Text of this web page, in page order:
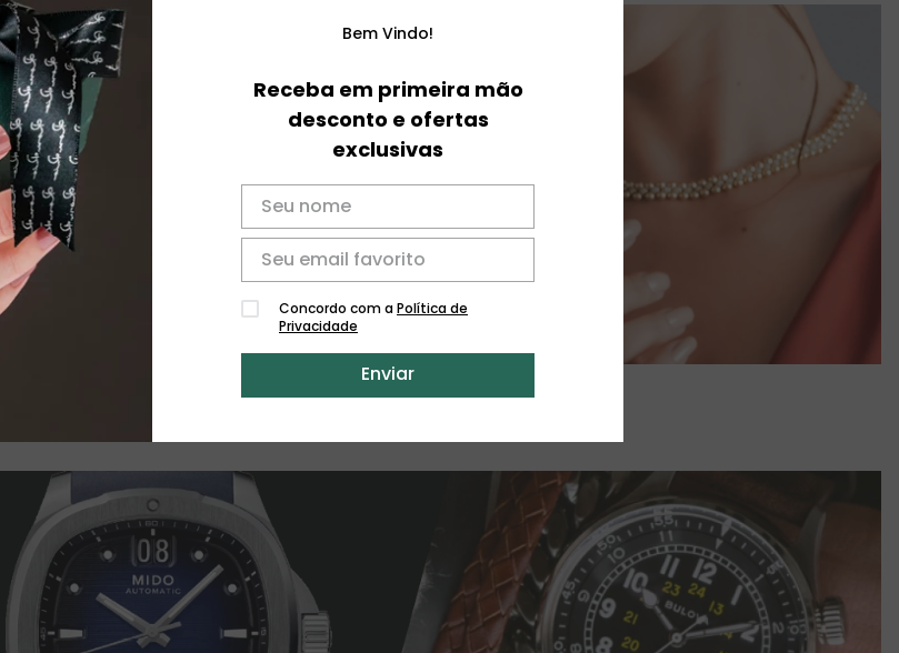
Bem Vindo!
Receba em primeira mão
desconto e ofertas
exclusivas
Concordo com aPolítica de
Privacidade
Enviar